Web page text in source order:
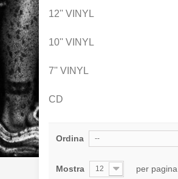
12'' VINYL
10'' VINYL
7'' VINYL
CD
Ordina --
Mostra 12 per pagina